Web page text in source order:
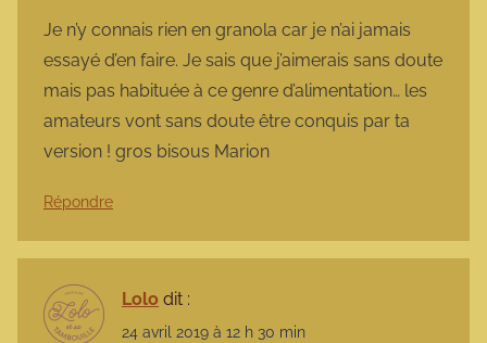
Je n’y connais rien en granola car je n’ai jamais
essayé d’en faire. Je sais que j’aimerais sans doute
mais pas habituée à ce genre d’alimentation… les
amateurs vont sans doute être conquis par ta
version ! gros bisous Marion
Répondre
Lolo dit :
24 avril 2019 à 12 h 30 min